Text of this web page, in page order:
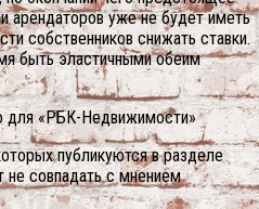
арендаторов уже не будет иметь
собственников снижать ставки.
быть эластичными обеим
для «РБК-Недвижимости»
публикуются в разделе
совпадать с мнением